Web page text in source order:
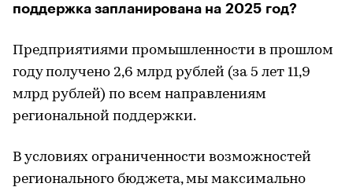
поддержка запланирована на 2025 год?
Предприятиями промышленности в прошлом
году получено 2,6 млрд рублей (за 5 лет 11,9
млрд рублей) по всем направлениям
региональной поддержки.
В условиях ограниченности возможностей
регионального бюджета, мы максимально